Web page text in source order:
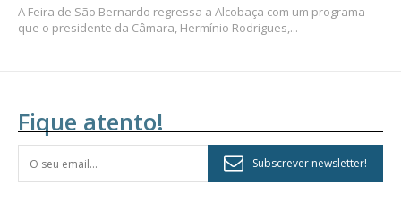
A Feira de São Bernardo regressa a Alcobaça com um programa
que o presidente da Câmara, Hermínio Rodrigues,...
Fique atento!
Subscrever newsletter!